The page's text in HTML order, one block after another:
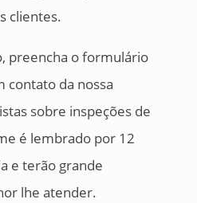
clientes.
preencha o formulário
contato da nossa
sobre inspeções de
é lembrado por 12
e terão grande
lhe atender.